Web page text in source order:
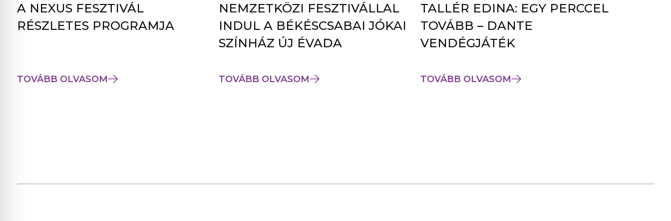
A NEXUS FESZTIVÁL
RÉSZLETES PROGRAMJA
TOVÁBB OLVASOM
NEMZETKÖZI FESZTIVÁLLAL
INDUL A BÉKÉSCSABAI JÓKAI
SZÍNHÁZ ÚJ ÉVADA
TOVÁBB OLVASOM
TALLÉR EDINA: EGY PERCCEL
TOVÁBB – DANTE
VENDÉGJÁTÉK
TOVÁBB OLVASOM